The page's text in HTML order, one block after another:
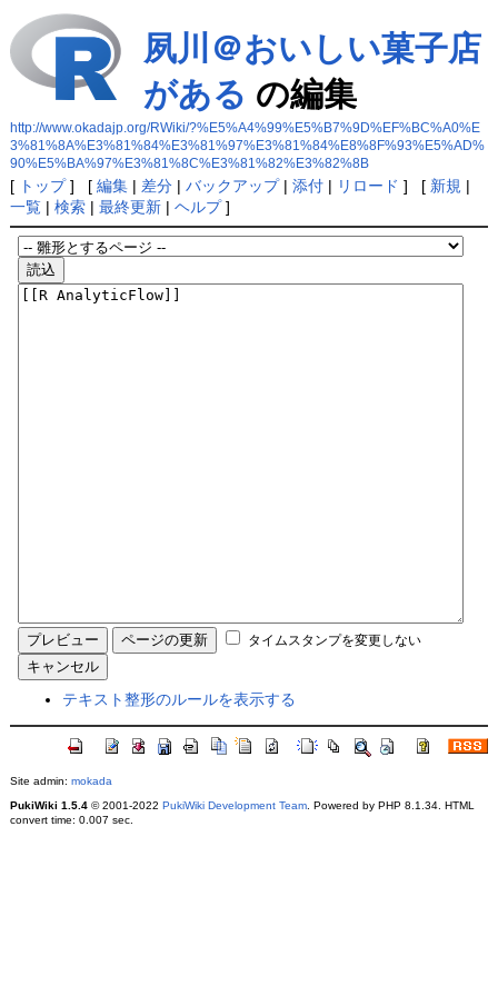
夙川＠おいしい菓子店
がある の編集
http://www.okadajp.org/RWiki/?%E5%A4%99%E5%B7%9D%EF%BC%A0%E
3%81%8A%E3%81%84%E3%81%97%E3%81%84%E8%8F%93%E5%AD%
90%E5%BA%97%E3%81%8C%E3%81%82%E3%82%8B
[ トップ] [ 編集| 差分| バックアップ| 添付| リロード ] [ 新規 |
一覧| 検索| 最終更新| ヘルプ]
タイムスタンプを変更しない
テキスト整形のルールを表示する
Site admin: mokada
PukiWiki 1.5.4© 2001-2022 PukiWiki Development Team. Powered by PHP 8.1.34. HTML
convert time: 0.007 sec.